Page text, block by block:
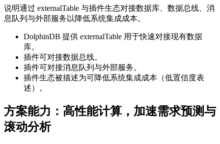
说明通过 externalTable 与插件生态对接数据库、数据总线、消
息队列与外部服务以降低系统集成成本。
DolphinDB 提供 externalTable 用于快速对接现有数据
库。
插件可对接数据总线。
插件可对接消息队列与外部服务。
插件生态被描述为可降低系统集成成本（低置信度表
述）。
方案能力：高性能计算，加速需求预测与
滚动分析